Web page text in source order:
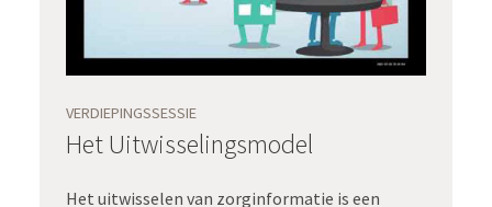
VERDIEPINGSSESSIE
Het Uitwisselingsmodel
Het uitwisselen van zorginformatie is een